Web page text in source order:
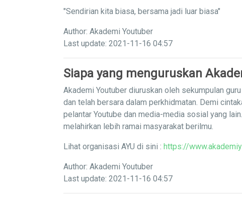
"Sendirian kita biasa, bersama jadi luar biasa"
Author: Akademi Youtuber
Last update: 2021-11-16 04:57
Siapa yang menguruskan
Akademi Youtuber diuruskan oleh sekumpulan
dan telah bersara dalam perkhidmatan. Demi
pelantar Youtube dan media-media sosial yang
melahirkan lebih ramai masyarakat berilmu.
Lihat organisasi AYU di sini : https://
Author: Akademi Youtuber
Last update: 2021-11-16 04:57